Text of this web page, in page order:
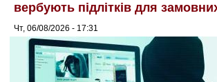
вербують підлітків для
Чт, 06/08/2026 - 17:31